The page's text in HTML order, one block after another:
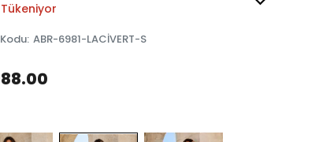
Tükeniyor
: ABR-6981-LACİVERT-S